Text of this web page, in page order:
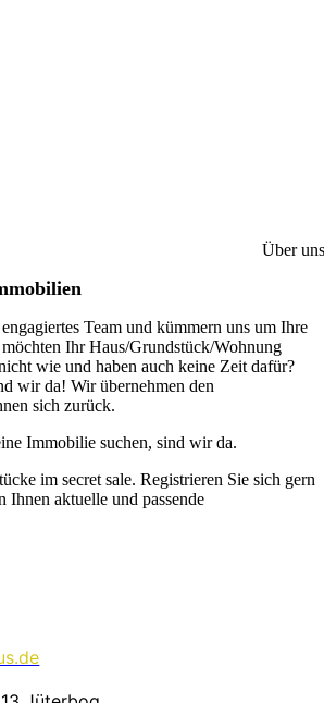
Über uns
Team und kümmern uns um Ihre
Ihr Haus/Grundstück/Wohnung
wie und haben auch keine Zeit dafür?
wir da! Wir übernehmen den
sich zurück.
Immobilie suchen, sind wir da.
im secret sale. Registrieren Sie sich gern
Ihnen aktuelle und passende